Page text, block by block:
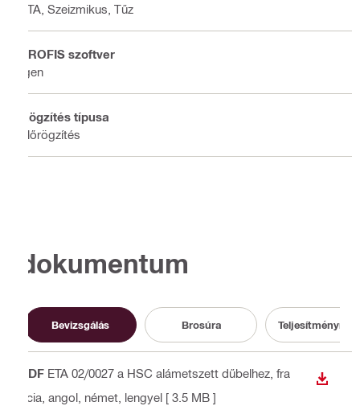
ETA, Szeizmikus, Tűz
PROFIS szoftver
Igen
Rögzítés típusa
Előrögzítés
dokumentum
Bevizsgálás Brosúra
PDF ETA 02/0027 a HSC alámetszett dűbelhez , fra
ncia, angol, német, lengyel [ 3.5 MB ]